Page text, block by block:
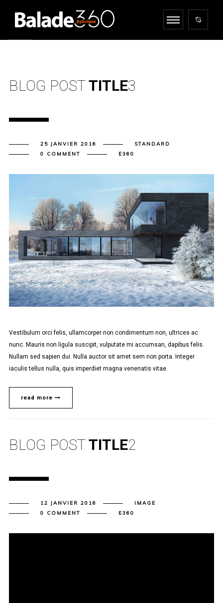
BLOG POSTTITLE3
25 JANVIER 2016
STANDARD
0 COMMENT
E360
Vestibulum orci felis, ullamcorper non condimentum non, ultrices ac
nunc. Mauris non ligula suscipit, vulputate mi accumsan, dapibus felis.
Nullam sed sapien dui. Nulla auctor sit amet sem non porta. Integer
iaculis tellus nulla, quis imperdiet magna venenatis vitae.
read more
BLOG POSTTITLE2
12 JANVIER 2016
IMAGE
0 COMMENT
E360